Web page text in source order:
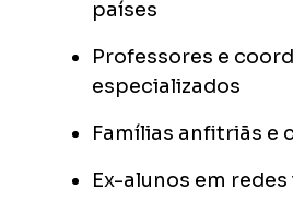
países
Professores e
especializados
Famílias anfitriãs e
Ex-alunos em